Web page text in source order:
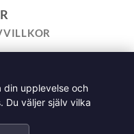
I SÖMNAD OCH
upplevelse och
Du väljer själv vilka